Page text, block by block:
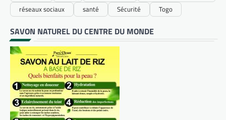
réseaux sociaux
santé Sécurité Togo
SAVON NATUREL DU CENTRE DU MONDE